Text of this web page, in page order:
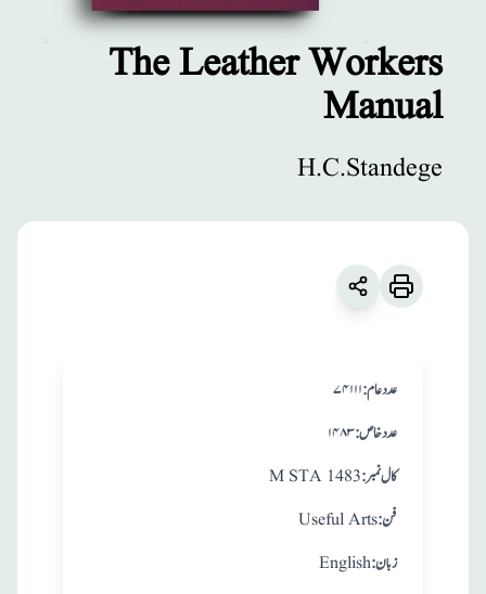
The Leather Workers
Manual
H.C.Standege
۷۴۱۱۱ :عدد عام
۱۴۸۳:عدد خاص
M STA 1483 :کال نمبر
Useful Arts :فن
English:زبان